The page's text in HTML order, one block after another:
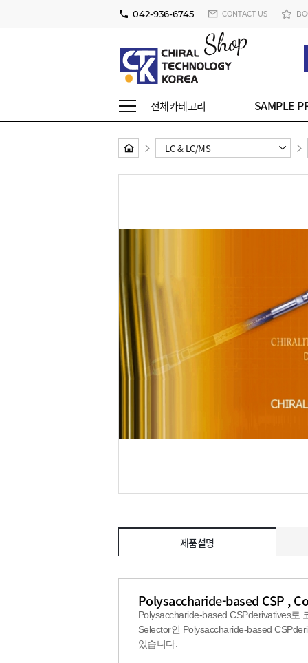
042-936-6745 CONTACT US
전체카테고리 SAMPLE
LC & LC/MS
제품설명
Polysaccharide-based CSP ,
Polysaccharide-based CSPderivatives
Selector인 Polysaccharide-based
있습니다.